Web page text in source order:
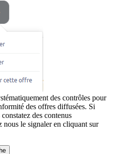
des contrôles pour
des offres diffusées. Si
des contenus
nous le signaler en cliquant sur